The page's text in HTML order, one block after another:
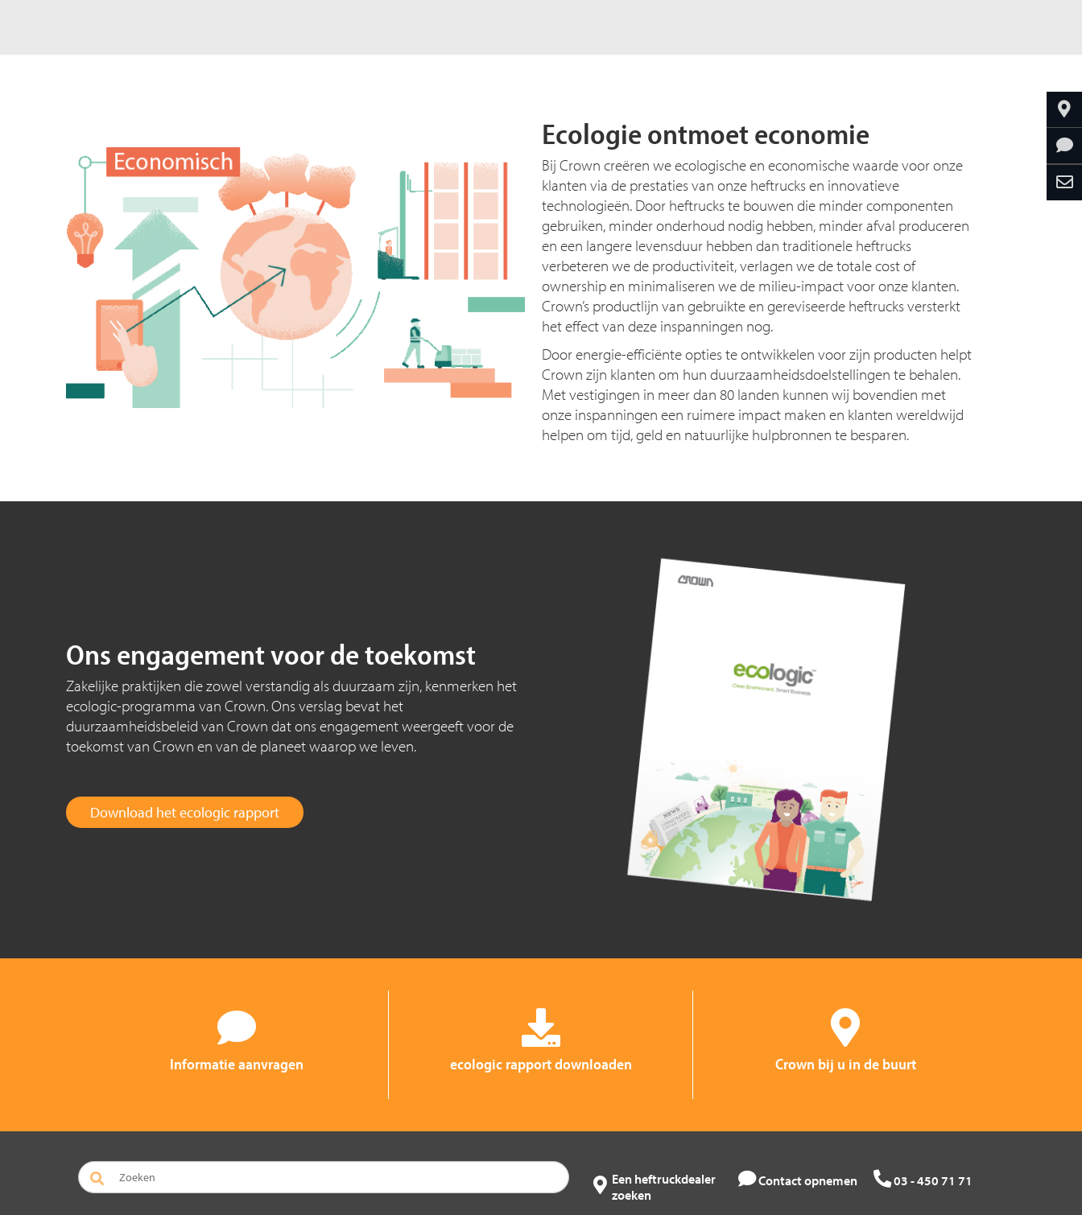
Ecologie ontmoet economie
Bij Crown creëren we ecologische en economische waarde voor onze
klanten via de prestaties van onze heftrucks en innovatieve
technologieën. Door heftrucks te bouwen die minder componenten
gebruiken, minder onderhoud nodig hebben, minder afval produceren
en een langere levensduur hebben dan traditionele heftrucks
verbeteren we de productiviteit, verlagen we de totale cost of
ownership en minimaliseren we de milieu-impact voor onze klanten.
Crown’s productlijn van gebruikte en gereviseerde heftrucks versterkt
het effect van deze inspanningen nog.
Door energie-efficiënte opties te ontwikkelen voor zijn producten helpt
Crown zijn klanten om hun duurzaamheidsdoelstellingen te behalen.
Met vestigingen in meer dan 80 landen kunnen wij bovendien met
onze inspanningen een ruimere impact maken en klanten wereldwijd
helpen om tijd, geld en natuurlijke hulpbronnen te besparen.
Ons engagement voor de toekomst
Zakelijke praktijken die zowel verstandig als duurzaam zijn, kenmerken het
ecologic-programma van Crown. Ons verslag bevat het
duurzaamheidsbeleid van Crown dat ons engagement weergeeft voor de
toekomst van Crown en van de planeet waarop we leven.
Download het ecologic rapport
Informatie aanvragen ecologic rapport downloaden Crown bij u in de buurt
Een heftruckdealer
zoeken
Contact opnemen 03 - 450 71 71